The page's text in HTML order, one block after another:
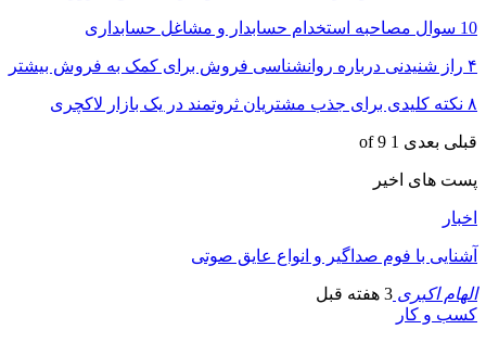
10 سوال مصاحبه استخدام حسابدار و مشاغل حسابداری
۴ راز شنیدنی درباره روانشناسی فروش برای کمک به فروش بیشتر
۸ نکته کلیدی برای جذب مشتریان ثروتمند در یک بازار لاکچری
قبلی بعدی 1 of 9
پست های اخیر
اخبار
آشنایی با فوم صداگیر و انواع عایق صوتی
الهام اکبری 3 هفته قبل
کسب و کار